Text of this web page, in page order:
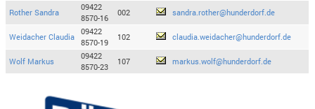
Rother Sandra
09422
8570-16
002 sandra.rother@hunderdorf.de
Weidacher Claudia
09422
8570-19
102 claudia.weidacher@hunderdorf.de
Wolf Markus
09422
8570-23
107 markus.wolf@hunderdorf.de